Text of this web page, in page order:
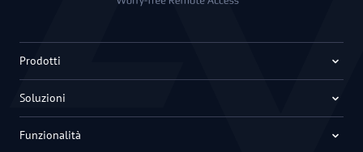
Prodotti
Soluzioni
Funzionalità